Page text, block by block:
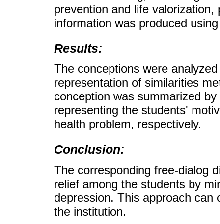
prevention and life
information was produced
Results:
The conceptions were
representation of similarities
conception was summarized
representing the students'
health problem, respectively.
Conclusion:
The corresponding free-dialog
relief among the students by
depression. This approach can
the institution.